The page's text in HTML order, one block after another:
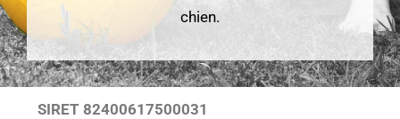
chien.
SIRET 82400617500031